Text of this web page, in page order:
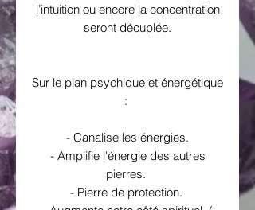
l’intuition ou encore la concentration
seront décuplée.
Sur le plan psychique et énergétique
:
- Canalise les énergies.
- Amplifie l'énergie des autres
pierres.
- Pierre de protection.